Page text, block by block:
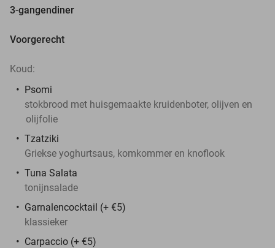
3-gangendiner
Voorgerecht
Koud:
Psomi
stokbrood met huisgemaakte kruidenboter, olijven en
olijfolie
Tzatziki
Griekse yoghurtsaus, komkommer en knoflook
Tuna Salata
tonijnsalade
Garnalencocktail (+ €5)
klassieker
Carpaccio (+ €5)